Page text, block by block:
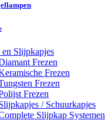
en Slijpkapjes
Frezen
Frezen
Frezen
Frezen
/ Schuurkapjes
Slijpkap Systemen